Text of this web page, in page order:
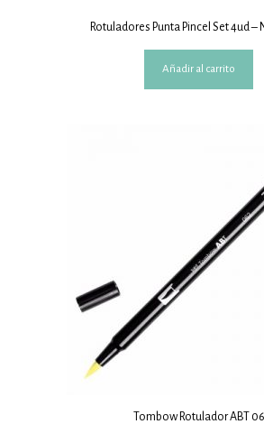
Rotuladores Punta Pincel Set 4ud –
Añadir al carrito
Tombow Rotulador ABT